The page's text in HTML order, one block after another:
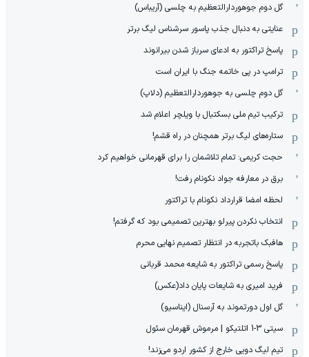
گل دوم جوهوردارالتعظیم به چلسی (آریباس)
عنایتی به دنبال جذب پاسور سرشناس لیگ برتر
پاسخ تراکتور به ادعای سرباز شدن بیرانوند
ترامپ در پی خاتمه جنگ با ایران است
گل دوم چلسی به جوهوردارالتعظیم (دلاپ)
ترکیب تیم ملی بسکتبال با ویلچر اعلام شد
ستاره‌های لیگ برتر همچنان در راه قشم!
حجت کریمی: تمام تلاشمان را برای قهرمانی خواهیم کرد
برق در معارفه جواد نکونام رفت!
لحظه امضا قرارداد نکونام با تراکتور
انتخاب نکردن پیرلو بهترین تصمیمی بود که گرفتم!
هافبک باتجربه در انتظار تصمیم نهایی محرم
پاسخ رسمی تراکتور به شایعه محمد قربانی
فرید امیری به شایعات پایان داد(عکس)
گل اول دورتموند به آرسنال (ایناسیو)
سیتی 3-1 اتلتیکو | مرموش قهرمان سئول
تیم لیگ دویی خارج از کشور اردو می‌زند!